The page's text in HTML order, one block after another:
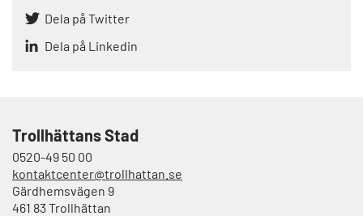
Dela på Twitter
Dela på Linkedin
Trollhättans Stad
0520-49 50 00
kontaktcenter@trollhattan.se
Gärdhemsvägen 9
461 83 Trollhättan